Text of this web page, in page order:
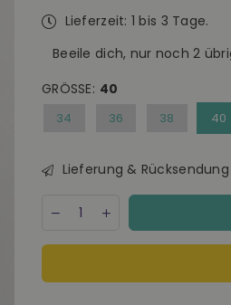
Lieferzeit: 1 bis 3 Tage.
Beeile dich, nur noch2
GRÖSSE: 40
34 36 38 40
Lieferung & Rücksendung
Decrease
for
Increase
quantity
for